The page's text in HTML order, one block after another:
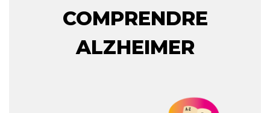
COMPRENDRE
ALZHEIMER